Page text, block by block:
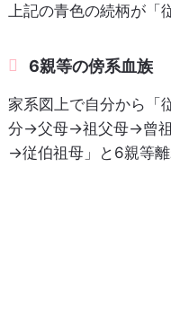
上記の青色の続柄が「
6親等の傍系血族
家系図上で自分から「
分→父母→祖父母→曾
→従伯祖母」と6親等離